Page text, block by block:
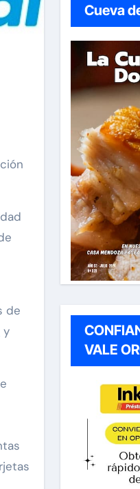
de
y
Cueva
VALE